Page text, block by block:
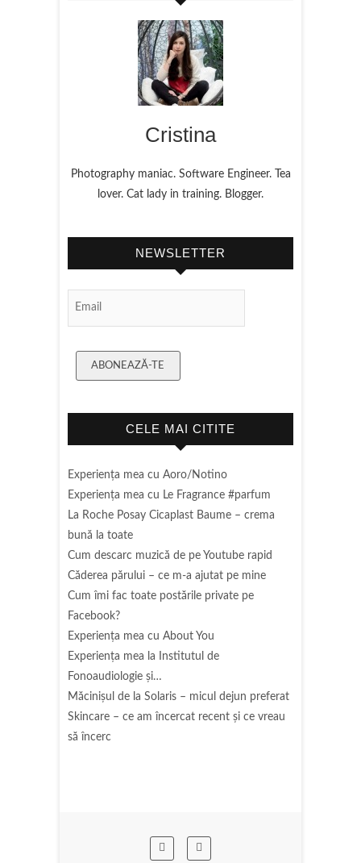
Cristina
Photography maniac. Software Engineer. Tea
lover. Cat lady in training. Blogger.
NEWSLETTER
ABONEAZĂ-TE
CELE MAI CITITE
Experienţa mea cu Aoro/Notino
Experienţa mea cu Le Fragrance #parfum
La Roche Posay Cicaplast Baume – crema
bună la toate
Cum descarc muzică de pe Youtube rapid
Căderea părului – ce m-a ajutat pe mine
Cum îmi fac toate postările private pe
Facebook?
Experiența mea cu About You
Experiența mea la Institutul de
Fonoaudiologie și…
Măcinişul de la Solaris – micul dejun preferat
Skincare – ce am încercat recent și ce vreau
să încerc